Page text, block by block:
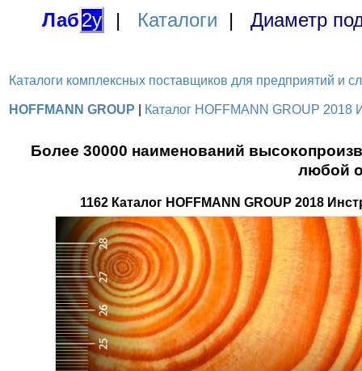
Лаб2у | Каталоги | Диаметр
Каталоги комплексных поставщиков для предприятий и
HOFFMANN GROUP Каталог HOFFMANN GROUP 2018
Более 30000 наименований
любой
1162 Каталог HOFFMANN GROUP 2018